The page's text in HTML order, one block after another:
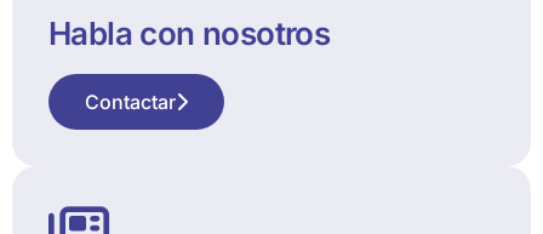
Habla con nosotros
Contactar